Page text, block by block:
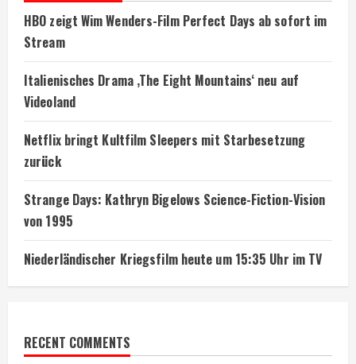
HBO zeigt Wim Wenders-Film Perfect Days ab sofort im
Stream
Italienisches Drama ‚The Eight Mountains‘ neu auf
Videoland
Netflix bringt Kultfilm Sleepers mit Starbesetzung
zurück
Strange Days: Kathryn Bigelows Science-Fiction-Vision
von 1995
Niederländischer Kriegsfilm heute um 15:35 Uhr im TV
RECENT COMMENTS